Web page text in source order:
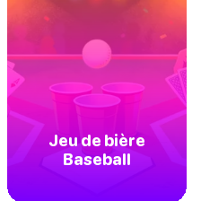
Jeu de bière
Baseball